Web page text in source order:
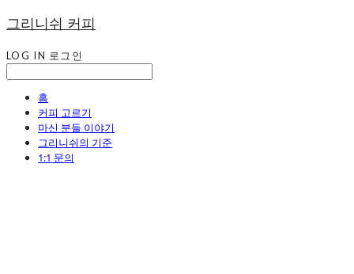
그리니쉬 커피
LOG IN 로그인
홈
커피 고르기
마신 분들 이야기
그리니쉬의 기준
1:1 문의